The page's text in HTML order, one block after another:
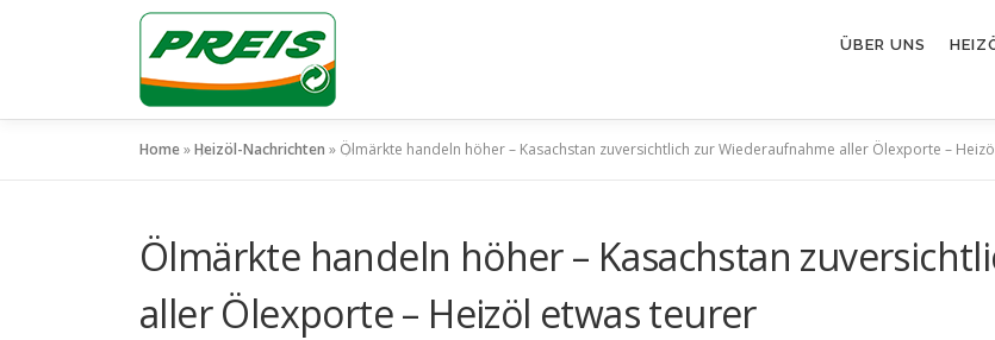
ÜBER UNS
Home»Heizöl-Nachrichten » Ölmärkte handeln höher – Kasachstan zuversichtlich zur Wiederaufnahme aller Ölexporte –
Ölmärkte handeln höher – Kasachstan
aller Ölexporte – Heizöl etwas teurer